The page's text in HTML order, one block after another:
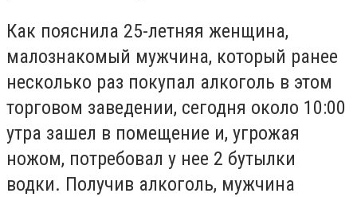
Как пояснила 25-летняя женщина,
малознакомый мужчина, который ранее
несколько раз покупал алкоголь в этом
торговом заведении, сегодня около 10:00
утра зашел в помещение и, угрожая
ножом, потребовал у нее 2 бутылки
водки. Получив алкоголь, мужчина